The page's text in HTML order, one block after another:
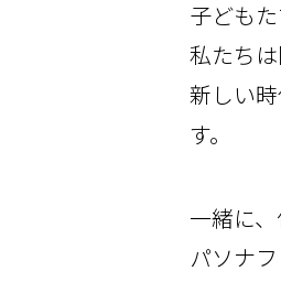
子ども
私たちは
新しい
す。
一緒に
パソナフ